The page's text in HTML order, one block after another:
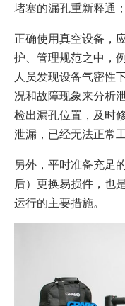
堵塞的漏孔重新释通
正确使用真空设备，
护、管理规范之中，
人员发现设备气密性
况和故障现象来分析
检出漏孔位置，及时
泄漏，已经无法正常
另外，平时准备充足
后）更换易损件，也
运行的主要措施。